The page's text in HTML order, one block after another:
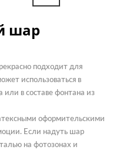
шар
подходит для
использоваться в
или в составе фонтана из
оформительскими
Если надуть шар
на фотозонах и